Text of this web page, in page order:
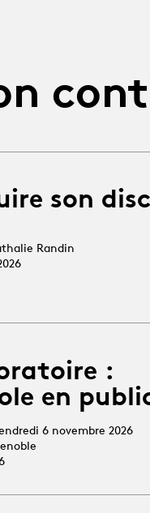
son
Randin
:
en
6 novembre 2026